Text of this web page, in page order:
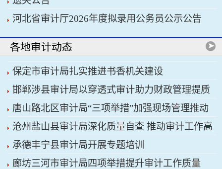
河北省审计厅2026年度拟录用公务员公示公告
各地审计动态
保定市审计局扎实推进书香机关建设
邯郸涉县审计局以穿透式审计助力财政管理提质
增效
唐山路北区审计局“三项举措”加强现场管理推动
审计工作科学规范
沧州盐山县审计局深化质量自查 推动审计工作高
质量发展
承德丰宁县审计局开展专题培训
廊坊三河市审计局四项举措提升审计工作质量